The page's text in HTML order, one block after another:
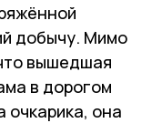
добычу. Мимо
вышедшая
в дорогом
очкарика, она